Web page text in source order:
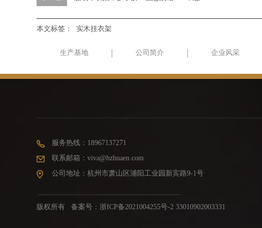
本文标签： 实木挂衣架
生产基地 公司简介 企业风采
服务热线：18967137271
联系邮箱：viva@hzhuaen.com
公司地址：杭州市萧山区浦阳工业园新宾路9-1号
版权所有 备案号： 浙ICP备2021004255号-2 33010902003331